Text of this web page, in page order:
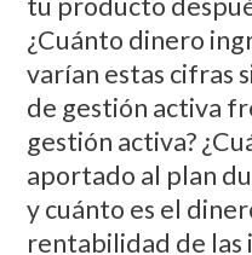
tu producto
¿Cuánto dinero
varían estas cifras
de gestión activa
gestión activa?
aportado al plan
y cuánto es el
rentabilidad de las